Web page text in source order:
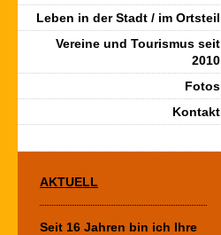
Leben in der Stadt / im Ortsteil
Vereine und Tourismus seit
2010
Fotos
Kontakt
AKTUELL
Seit 16 Jahren bin ich Ihre